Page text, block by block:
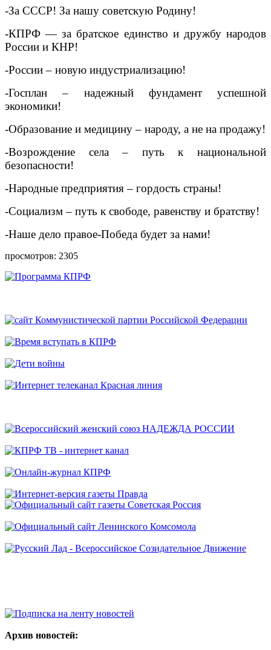
-За СССР! За нашу советскую Родину!
-КПРФ — за братское единство и дружбу народов
России и КНР!
-России – новую индустриализацию!
-Госплан – надежный фундамент успешной
экономики!
-Образование и медицину – народу, а не на продажу!
-Возрождение села – путь к национальной
безопасности!
-Народные предприятия – гордость страны!
-Социализм – путь к свободе, равенству и братству!
-Наше дело правое-Победа будет за нами!
просмотров: 2305
Архив новостей: